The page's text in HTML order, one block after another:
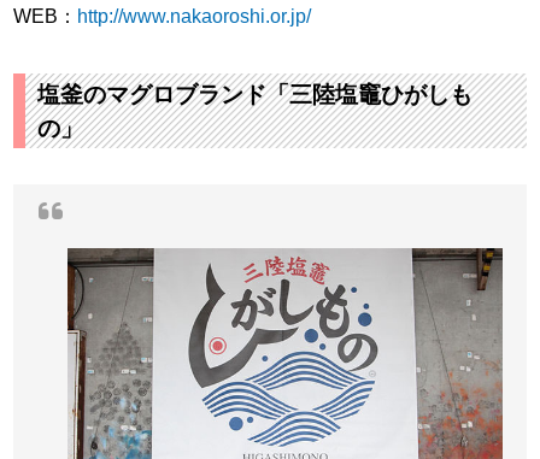
WEB： http://www.nakaoroshi.or.jp/
塩釜のマグロブランド「三陸塩竈ひがしも
の」